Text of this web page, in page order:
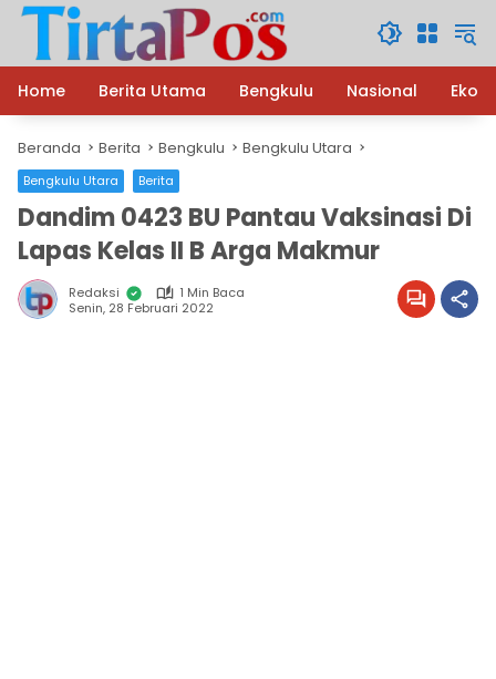
Langsung
konten
Home
Berita Utama Bengkulu Nasional
Beranda Berita Bengkulu Bengkulu Utara
Bengkulu Utara Berita
Dandim 0423 BU Pantau Vaksinasi Di
Lapas Kelas II B Arga Makmur
Redaksi
1 Min Baca
Senin, 28 Februari 2022